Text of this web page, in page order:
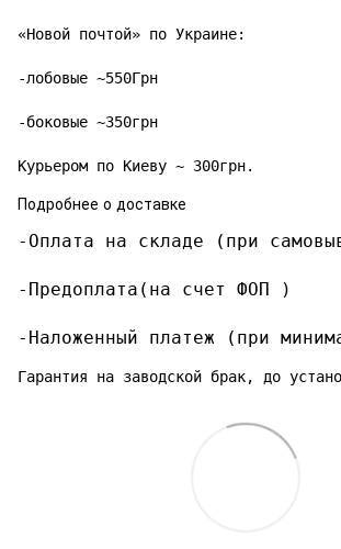
«Новой почтой» по Украине:
-лобовые ~550Грн
-боковые ~350грн
Курьером по Киеву ~ 300грн.
Подробнее о доставке
-Оплата на складе (при
-Предоплата(на счет ФОП )
-Наложенный платеж (при
Гарантия на заводской брак, до